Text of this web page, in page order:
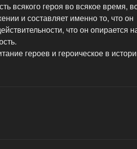
всякого героя во всякое время,
и составляет именно то, что он
что он опирается
героев и героическое в